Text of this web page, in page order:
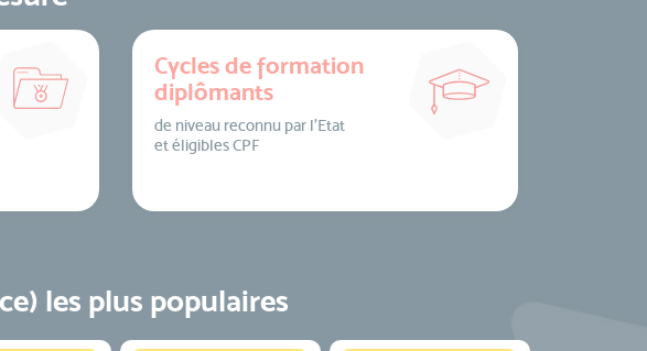
Cycles de formation
diplômants
de niveau reconnu par l’Etat
et éligibles CPF
les plus populaires